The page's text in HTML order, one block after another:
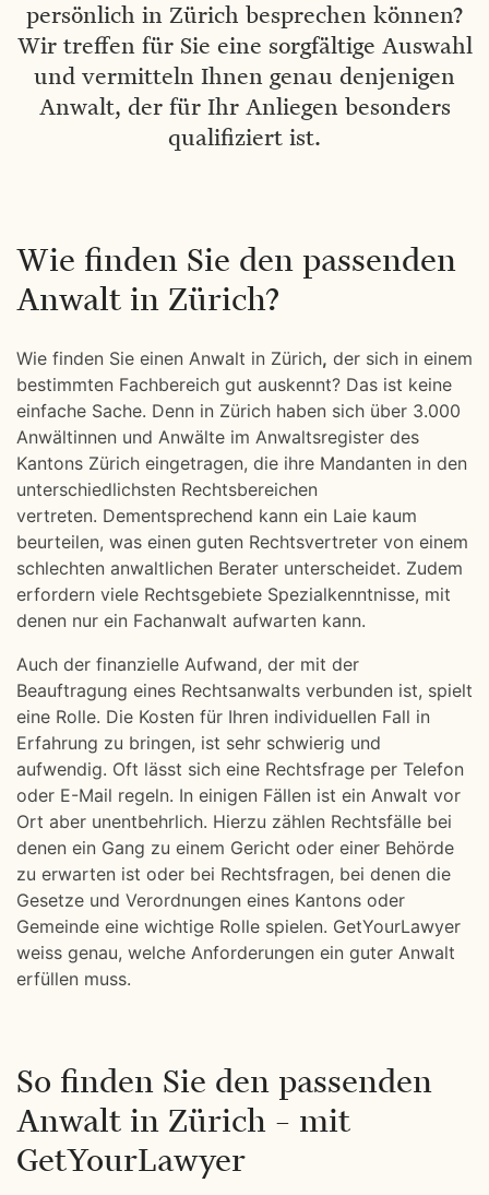
persönlich in Zürich besprechen können?
Wir treffen für Sie eine sorgfältige Auswahl
und vermitteln Ihnen genau denjenigen
Anwalt, der für Ihr Anliegen besonders
qualifiziert ist.
Wie finden Sie den passenden
Anwalt in Zürich?
Wie finden Sie einen Anwalt in Zürich, der sich in einem
bestimmten Fachbereich gut auskennt? Das ist keine
einfache Sache. Denn in Zürich haben sich über 3.000
Anwältinnen und Anwälte im Anwaltsregister des
Kantons Zürich eingetragen, die ihre Mandanten in den
unterschiedlichsten Rechtsbereichen
vertreten. Dementsprechend kann ein Laie kaum
beurteilen, was einen guten Rechtsvertreter von einem
schlechten anwaltlichen Berater unterscheidet. Zudem
erfordern viele Rechtsgebiete Spezialkenntnisse, mit
denen nur ein Fachanwalt aufwarten kann.
Auch der finanzielle Aufwand, der mit der
Beauftragung eines Rechtsanwalts verbunden ist, spielt
eine Rolle. Die Kosten für Ihren individuellen Fall in
Erfahrung zu bringen, ist sehr schwierig und
aufwendig. Oft lässt sich eine Rechtsfrage per Telefon
oder E-Mail regeln. In einigen Fällen ist ein Anwalt vor
Ort aber unentbehrlich. Hierzu zählen Rechtsfälle bei
denen ein Gang zu einem Gericht oder einer Behörde
zu erwarten ist oder bei Rechtsfragen, bei denen die
Gesetze und Verordnungen eines Kantons oder
Gemeinde eine wichtige Rolle spielen. GetYourLawyer
weiss genau, welche Anforderungen ein guter Anwalt
erfüllen muss.
So finden Sie den passenden
Anwalt in Zürich – mit
GetYourLawyer